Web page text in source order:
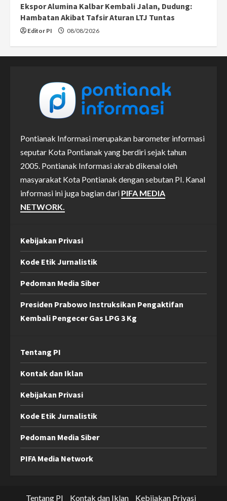
Ekspor Alumina Kalbar Kembali Jalan, Dudung:
Hambatan Akibat Tafsir Aturan LTJ Tuntas
Editor PI 08/08/2026
Pontianak Informasi merupakan barometer informasi
seputar Kota Pontianak yang berdiri sejak tahun
2005. Pontianak Informasi akrab dikenal oleh
masyarakat Kota Pontianak dengan sebutan PI. Kanal
informasi ini juga bagian dari PIFA MEDIA
NETWORK.
Kebijakan Privasi
Kode Etik Jurnalistik
Pedoman Media Siber
Presiden Prabowo Instruksikan Pengaktifan
Kembali Pengecer Gas LPG 3 Kg
Tentang PI
Kontak dan Iklan
Kebijakan Privasi
Kode Etik Jurnalistik
Pedoman Media Siber
PIFA Media Network
Tentang PI Kontak dan Iklan Kebijakan Privasi